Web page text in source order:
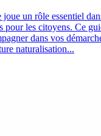
un rôle essentiel
pour les citoyens. Ce
dans vos
naturalisation...